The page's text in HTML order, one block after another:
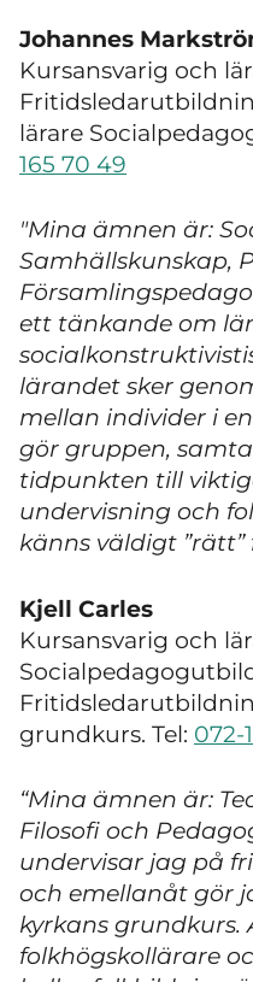
Johannes
Kursansvarig och
lärare
165 70 49
"Mina ämnen är:
Samhällskunskap,
ett tänkande om
lärandet sker
mellan individer i
gör gruppen,
tidpunkten till
undervisning och
känns väldigt ”rätt”
Kjell Carles
Kursansvarig och
grundkurs. Tel: 072-
“Mina ämnen är:
Filosofi och
undervisar jag på
och emellanåt gör
kyrkans grundkurs.
folkhögskollärare